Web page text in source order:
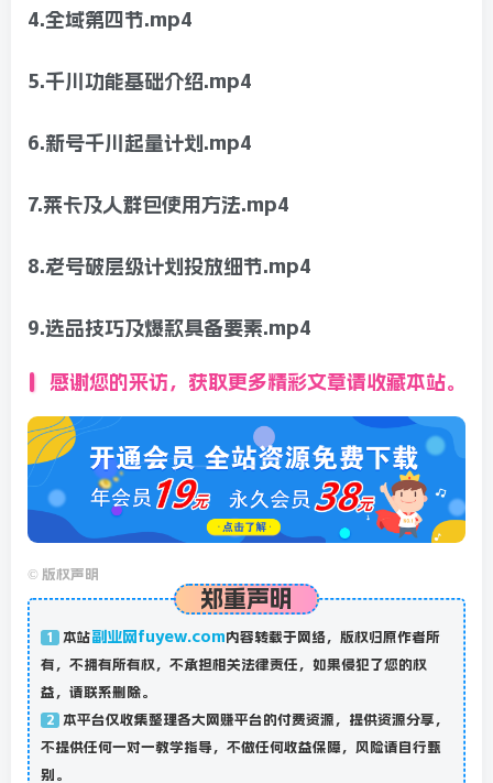
4.全域第四节.mp4
5.千川功能基础介绍.mp4
6.新号千川起量计划.mp4
7.莱卡及人群包使用方法.mp4
8.老号破层级计划投放细节.mp4
9.选品技巧及爆款具备要素.mp4
感谢您的来访，获取更多精彩文章请收藏本站。
© 版权声明
郑重声明
1 本站副业网fuyew.com内容转载于网络，版权归原作者所
有，不拥有所有权，不承担相关法律责任，如果侵犯了您的权
益，请联系删除。
2 本平台仅收集整理各大网赚平台的付费资源，提供资源分享，
不提供任何一对一教学指导，不做任何收益保障，风险请自行甄
别。